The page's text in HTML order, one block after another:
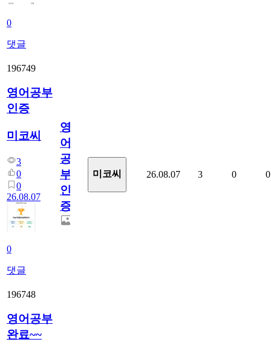
0
댓글
196749
영어공부
인증
미코씨
3
0
0
26.08.07
0
댓글
영
어
공
부
인
증
미코씨 26.08.07 3 0 0
196748
영어공부
완료~~